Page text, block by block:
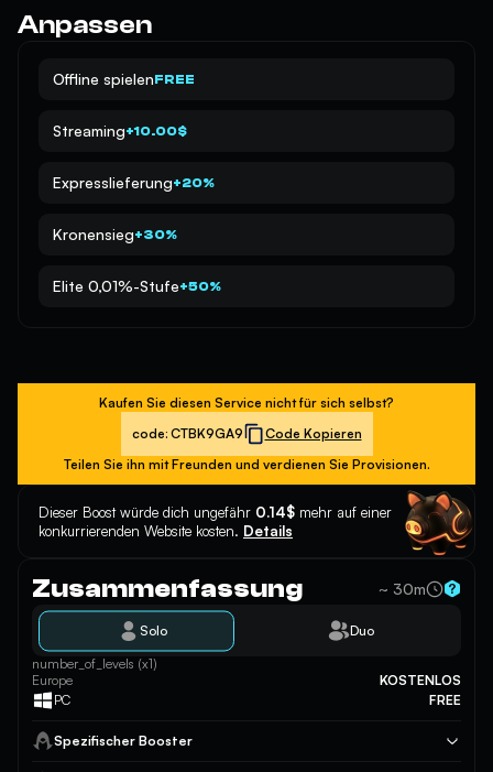
Anpassen
Offline spielenFREE
Streaming+10.00$
Expresslieferung+20%
Kronensieg+30%
Elite 0,01%-Stufe+50%
Kaufen Sie diesen Service nicht für sich selbst?
code: CTBK9GA9
Code Kopieren
Teilen Sie ihn mit Freunden und verdienen Sie Provisionen.
Dieser Boost würde dich ungefähr 0.14$ mehr auf einer
konkurrierenden Website kosten. Details
Zusammenfassung ~ 30m
Solo Duo
number_of_levels (x1)
Europe
KOSTENLOS
PC
FREE
Spezifischer Booster